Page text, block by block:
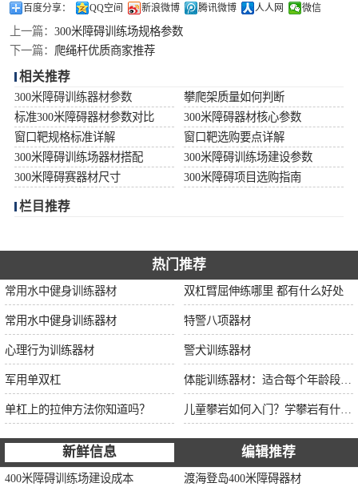
百度分享： QQ空间 新浪微博 腾讯微博 人人网 微信
上一篇： 300米障碍训练场规格参数
下一篇： 爬绳杆优质商家推荐
相关推荐
300米障碍训练器材参数
攀爬架质量如何判断
标准300米障碍器材参数对比
300米障碍器材核心参数
窗口靶规格标准详解
窗口靶选购要点详解
300米障碍训练场器材搭配
300米障碍训练场建设参数
300米障碍赛器材尺寸
300米障碍项目选购指南
栏目推荐
热门推荐
常用水中健身训练器材 双杠臂屈伸练哪里 都有什么好处
常用水中健身训练器材 特警八项器材
心理行为训练器材 警犬训练器材
军用单双杠
单杠上的拉伸方法你知道吗？
新鲜信息 编辑推荐
400米障碍训练场建设成本 渡海登岛400米障碍器材
军用单双杠
400米障碍器材